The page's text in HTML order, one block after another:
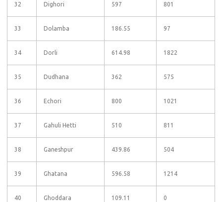
32 Dighori 597 801
33 Dolamba 186.55 97
34 Dorli 614.98 1822
35 Dudhana 362 575
36 Echori 800 1021
37 Gahuli Hetti 510 811
38 Ganeshpur 439.86 504
39 Ghatana 596.58 1214
40 Ghoddara 109.11 0